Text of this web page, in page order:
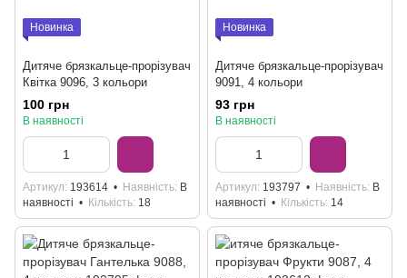
Новинка
Дитяче брязкальце-прорізувач
Квітка 9096, 3 кольори
100 грн
В наявності
Артикул 193614 Наявність В
наявності
Кількість 18
Новинка
Дитяче брязкальце-прорізувач
9091, 4 кольори
93 грн
В наявності
Артикул 193797 Наявність В
наявності
Кількість 14